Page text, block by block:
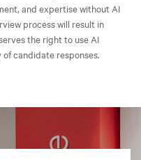
and expertise without AI
process will result in
the right to use AI
candidate responses.